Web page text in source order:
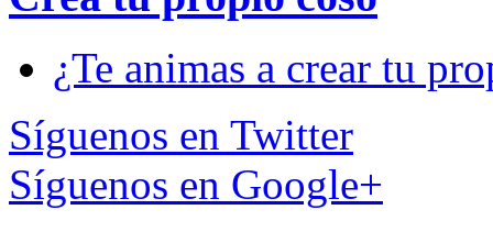
¿Te animas a crear tu
Síguenos en Twitter
Síguenos en Google+